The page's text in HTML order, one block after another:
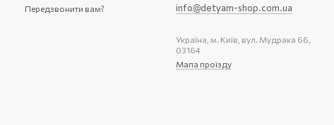
Передзвонити вам?
info@detyam-shop.com.ua
Україна, м. Київ, вул. Мудрака 66,
03164
Мапа проїзду